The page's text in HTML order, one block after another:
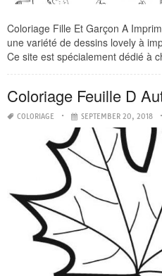
Coloriage Fille Et Garçon A
une variété de dessins lovely à
Ce site est spécialement dédié à
Coloriage Feuille D
COLORIAGE SEPTEMBER 20, 2018